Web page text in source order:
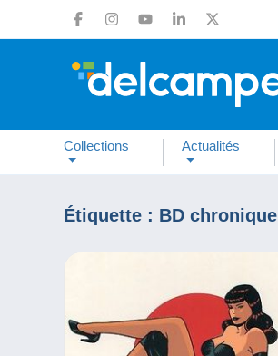
Collections Actualités
Étiquette : BD chronique